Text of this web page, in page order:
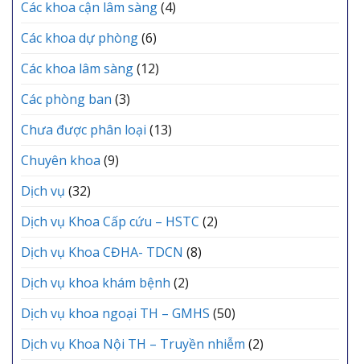
Các khoa cận lâm sàng(4)
Các khoa dự phòng(6)
Các khoa lâm sàng(12)
Các phòng ban (3)
Chưa được phân loại (13)
Chuyên khoa (9)
Dịch vụ (32)
Dịch vụ Khoa Cấp cứu – HSTC (2)
Dịch vụ Khoa CĐHA- TDCN (8)
Dịch vụ khoa khám bệnh (2)
Dịch vụ khoa ngoại TH – GMHS (50)
Dịch vụ Khoa Nội TH – Truyền nhiễm (2)